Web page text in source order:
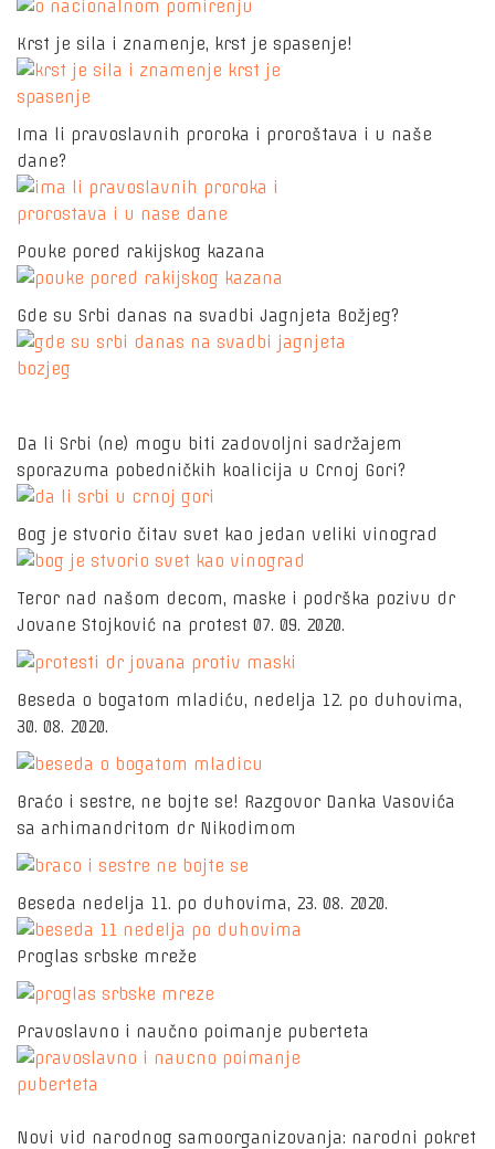
Krst je sila i znamenje, krst je spasenje!
Ima li pravoslavnih proroka i proroštava i u naše
dane?
Pouke pored rakijskog kazana
Gde su Srbi danas na svadbi Jagnjeta Božjeg?
Da li Srbi (ne) mogu biti zadovoljni sadržajem
sporazuma pobedničkih koalicija u Crnoj Gori?
Bog je stvorio čitav svet kao jedan veliki vinograd
Teror nad našom decom, maske i podrška pozivu dr
Jovane Stojković na protest 07. 09. 2020.
Beseda o bogatom mladiću, nedelja 12. po duhovima,
30. 08. 2020.
Braćo i sestre, ne bojte se! Razgovor Danka Vasovića
sa arhimandritom dr Nikodimom
Beseda nedelja 11. po duhovima, 23. 08. 2020.
Proglas srbske mreže
Pravoslavno i naučno poimanje puberteta
Novi vid narodnog samoorganizovanja: narodni pokret